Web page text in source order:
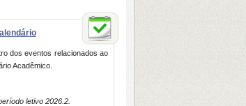
dos eventos relacionados ao
Acadêmico.
letivo 2026.2.